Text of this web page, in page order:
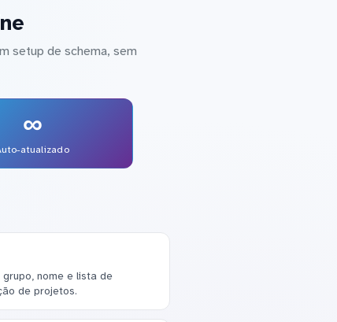
setup de schema, sem
∞
atualizado
nome e lista de
de projetos.